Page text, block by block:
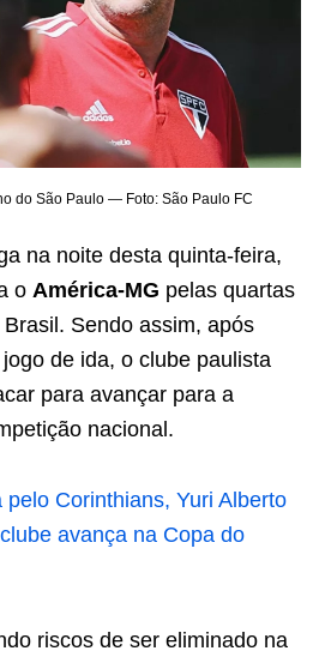
do São Paulo — Foto: São Paulo FC
na noite desta quinta-feira,
o América-MG pelas quartas
Sendo assim, após
de ida, o clube paulista
para avançar para a
nacional.
pelo Corinthians, Yuri Alberto
avança na Copa do
riscos de ser eliminado na